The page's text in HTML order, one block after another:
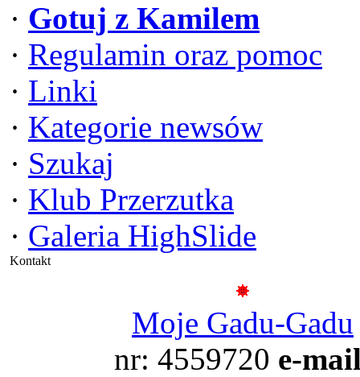
· Gotuj z Kamilem
· Regulamin oraz pomoc
· Linki
· Kategorie newsów
· Szukaj
· Klub Przerzutka
· Galeria HighSlide
Kontakt
Moje Gadu-Gadu
nr: 4559720 e-